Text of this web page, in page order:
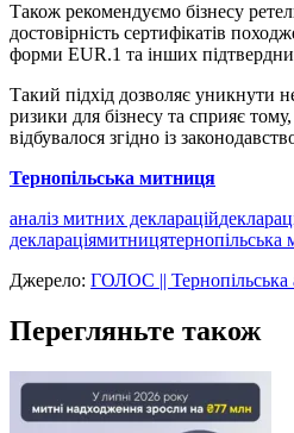
Також рекомендуємо бізнесу
достовірність сертифікатів
форми EUR.1 та інших
Такий підхід дозволяє уникнути
ризики для бізнесу та сприяє
відбувалося згідно із
Тернопільська митниця
аналіз митних декларацій
деклараціямитницятернопільська
Джерело: ГОЛОС || Тернопільська
Перегляньте також